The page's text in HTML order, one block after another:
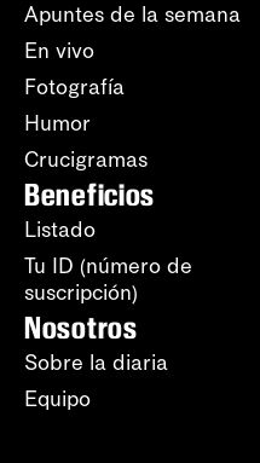
Apuntes de la semana
En vivo
Fotografía
Humor
Crucigramas
Beneficios
Listado
Tu ID (número de
suscripción)
Nosotros
Sobre la diaria
Equipo